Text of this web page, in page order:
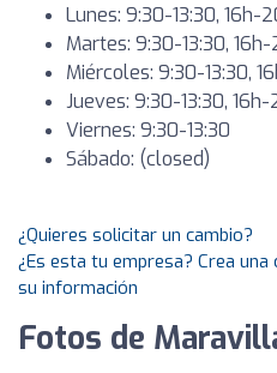
Lunes: 9:30-13:30, 16h-
Martes: 9:30-13:30,
Miércoles: 9:30-13:30,
Jueves: 9:30-13:30, 16h-
Viernes: 9:30-13:30
Sábado: (closed)
¿Quieres solicitar un cambio?
¿Es esta tu empresa? Crea
su información
Fotos de